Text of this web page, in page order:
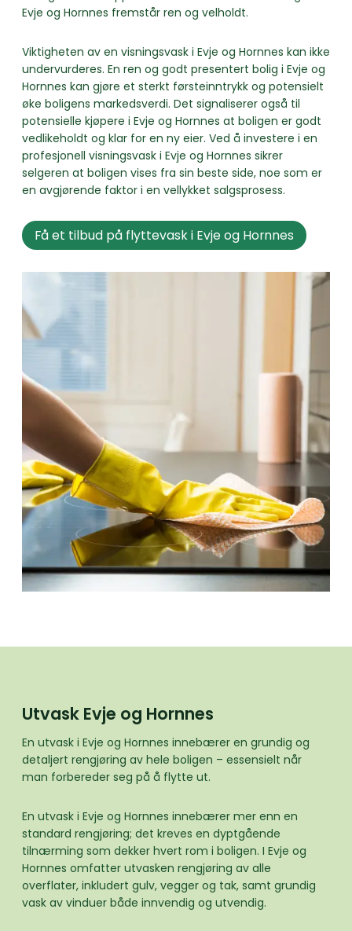
Evje og Hornnes fremstår ren og velholdt.
Viktigheten av en visningsvask i Evje og Hornnes kan ikke
undervurderes. En ren og godt presentert bolig i Evje og
Hornnes kan gjøre et sterkt førsteinntrykk og potensielt
øke boligens markedsverdi. Det signaliserer også til
potensielle kjøpere i Evje og Hornnes at boligen er godt
vedlikeholdt og klar for en ny eier. Ved å investere i en
profesjonell visningsvask i Evje og Hornnes sikrer
selgeren at boligen vises fra sin beste side, noe som er
en avgjørende faktor i en vellykket salgsprosess.
Få et tilbud på flyttevask i Evje og Hornnes
Utvask Evje og Hornnes
En utvask i Evje og Hornnes innebærer en grundig og
detaljert rengjøring av hele boligen – essensielt når
man forbereder seg på å flytte ut.
En utvask i Evje og Hornnes innebærer mer enn en
standard rengjøring; det kreves en dyptgående
tilnærming som dekker hvert rom i boligen. I Evje og
Hornnes omfatter utvasken rengjøring av alle
overflater, inkludert gulv, vegger og tak, samt grundig
vask av vinduer både innvendig og utvendig.